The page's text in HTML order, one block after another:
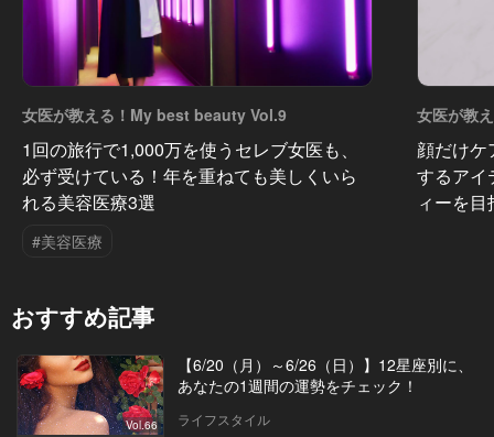
女医が教える！My best beauty Vol.9
1回の旅行で1,000万を使うセレブ女医も、
必ず受けている！年を重ねても美しくいら
れる美容医療3選
#美容医療
女医が教
顔だけ
するアイ
ィーを
おすすめ記事
Vol.66
【6/20（月）～6/26（日）】12星座別に、
あなたの1週間の運勢をチェック！
ライフスタイル